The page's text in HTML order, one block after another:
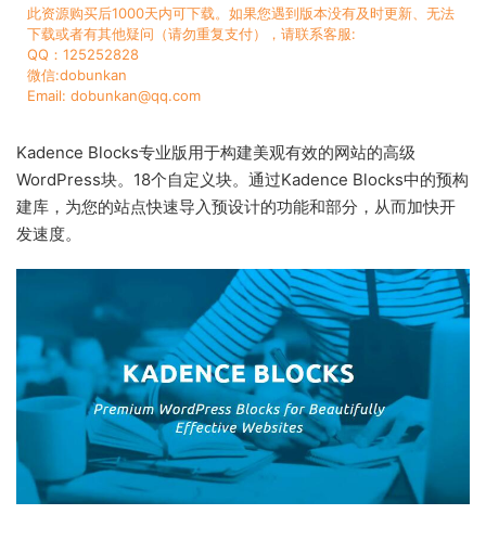
此资源购买后1000天内可下载。如果您遇到版本没有及时更新、无法
下载或者有其他疑问（请勿重复支付），请联系客服:
QQ：125252828
微信:dobunkan
Email: dobunkan@qq.com
Kadence Blocks专业版用于构建美观有效的网站的高级
WordPress块。18个自定义块。通过Kadence Blocks中的预构
建库，为您的站点快速导入预设计的功能和部分，从而加快开
发速度。